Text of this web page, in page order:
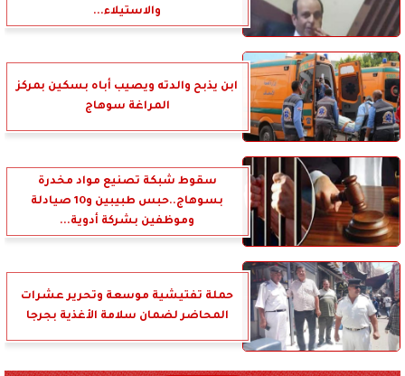
والاستيلاء...
ابن يذبح والدته ويصيب أباه بسكين بمركز
المراغة سوهاج
سقوط شبكة تصنيع مواد مخدرة
بسوهاج..حبس طبيبين و10 صيادلة
وموظفين بشركة أدوية...
حملة تفتيشية موسعة وتحرير عشرات
المحاضر لضمان سلامة الأغذية بجرجا